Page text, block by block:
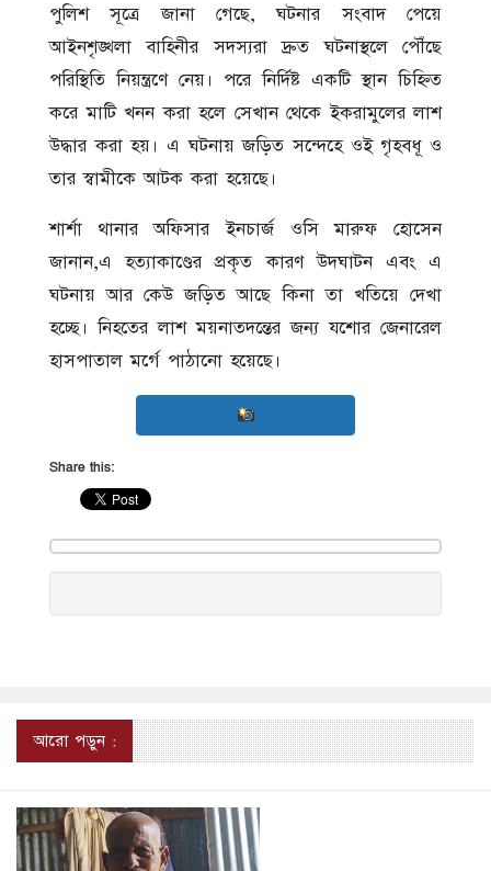
পুলিশ সূত্রে জানা গেছে, ঘটনার সংবাদ পেয়ে
আইনশৃঙ্খলা বাহিনীর সদস্যরা দ্রুত ঘটনাস্থলে পৌঁছে
পরিস্থিতি নিয়ন্ত্রণে নেয়। পরে নির্দিষ্ট একটি স্থান চিহ্নিত
করে মাটি খনন করা হলে সেখান থেকে ইকরামুলের লাশ
উদ্ধার করা হয়। এ ঘটনায় জড়িত সন্দেহে ওই গৃহবধূ ও
তার স্বামীকে আটক করা হয়েছে।
শার্শা থানার অফিসার ইনচার্জ ওসি মারুফ হোসেন
জানান,এ হত্যাকাণ্ডের প্রকৃত কারণ উদঘাটন এবং এ
ঘটনায় আর কেউ জড়িত আছে কিনা তা খতিয়ে দেখা
হচ্ছে। নিহতের লাশ ময়নাতদন্তের জন্য যশোর জেনারেল
হাসপাতাল মর্গে পাঠানো হয়েছে।
Share this:
আরো পড়ুন :